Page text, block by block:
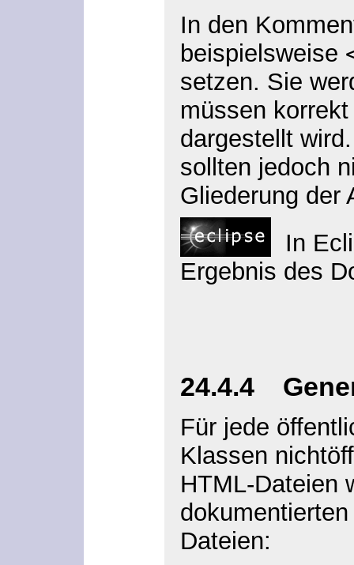
In den
beispielsweise
setzen. Sie
müssen
dargestellt
sollten jedoch
Gliederung der
In
Ergebnis des
24.4.4
Für jede
Klassen
HTML-Dateien
Dateien: